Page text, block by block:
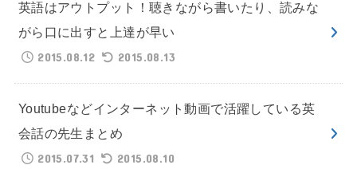
英語はアウトプット！聴きながら書いたり、読みな
がら口に出すと上達が早い
2015.08.12
2015.08.13
Youtubeなどインターネット動画で活躍している英
会話の先生まとめ
2015.07.31
2015.08.10